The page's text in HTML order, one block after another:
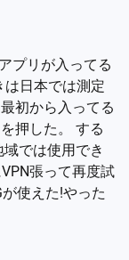
プリが入ってる
は日本では測定
初から入ってる
押した。 する
では使用でき
張って再度試
使えた!やった